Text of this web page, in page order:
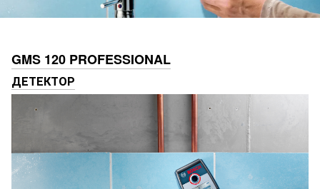
GMS 120 PROFESSIONAL
ДЕТЕКТОР